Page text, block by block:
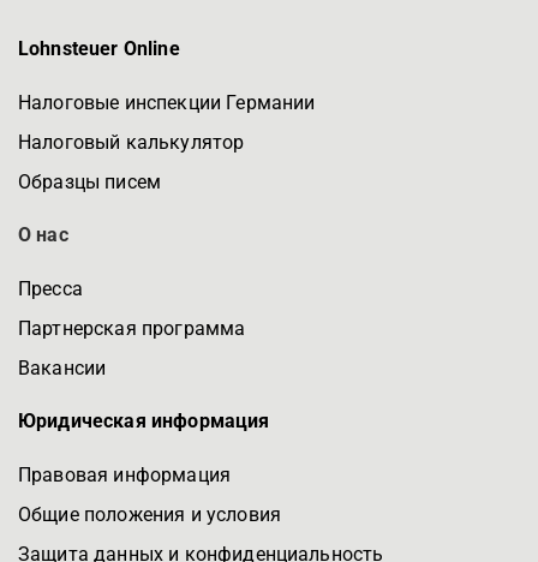
Lohnsteuer Online
Налоговые инспекции Германии
Налоговый калькулятор
Образцы писем
О нас
Пресса
Партнерская программа
Вакансии
Юридическая информация
Правовая информация
Общие положения и условия
Защита данных и конфиденциальность